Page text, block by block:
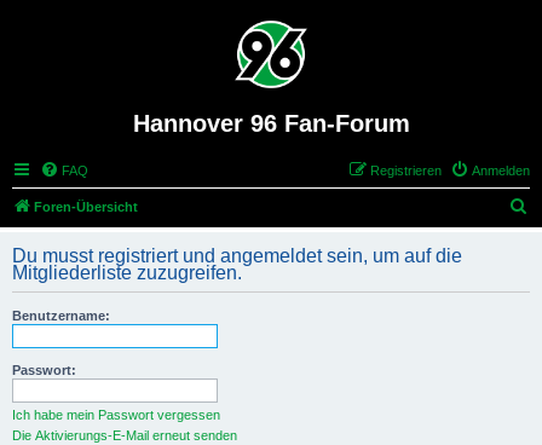
Hannover 96 Fan-Forum
FAQ Anmelden
Registrieren
Foren-Übersicht
h
Du musst registriert und angemeldet sein, um auf die
Mitgliederliste zuzugreifen.
Benutzername:
Passwort:
Ich habe mein Passwort vergessen
Die Aktivierungs-E-Mail erneut senden